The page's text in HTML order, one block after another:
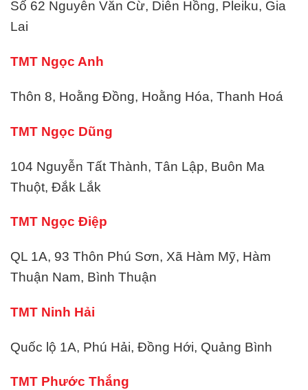
Số 62 Nguyễn Văn Cừ, Diên Hồng, Pleiku, Gia
Lai
TMT Ngọc Anh
Thôn 8, Hoằng Đồng, Hoằng Hóa, Thanh Hoá
TMT Ngọc Dũng
104 Nguyễn Tất Thành, Tân Lập, Buôn Ma
Thuột, Đắk Lắk
TMT Ngọc Điệp
QL 1A, 93 Thôn Phú Sơn, Xã Hàm Mỹ, Hàm
Thuận Nam, Bình Thuận
TMT Ninh Hải
Quốc lộ 1A, Phú Hải, Đồng Hới, Quảng Bình
TMT Phước Thắng